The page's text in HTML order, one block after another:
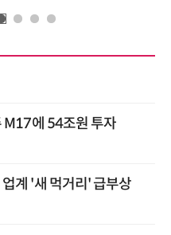
M17에 54조원 투자
계 '새 먹거리' 급부상